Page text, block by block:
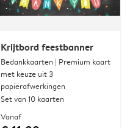
Krijtbord feestbanner
Bedankkaarten | Premium kaart
met keuze uit 3
papierafwerkingen
Set van 10 kaarten
Vanaf